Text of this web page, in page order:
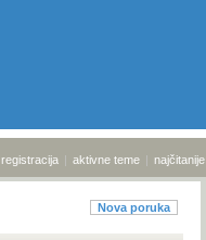
registracija | aktivne teme | najčitanije
Nova poruka